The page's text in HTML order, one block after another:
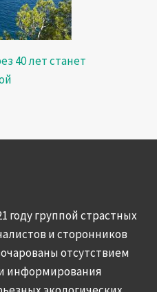
40 лет станет
году группой страстных
и сторонников
отсутствием
информирования